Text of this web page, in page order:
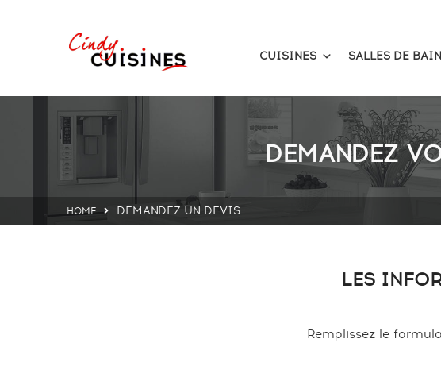
CUISINES SALLES DE
DEMANDEZ
HOME DEMANDEZ UN DEVIS
LES
Remplissez le